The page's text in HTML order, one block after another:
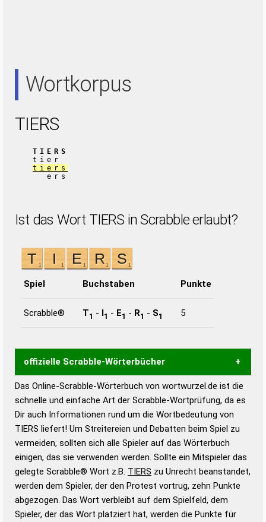
Wortkorpus
TIERS
TIERS
tier
tiers
ers
Ist das Wort TIERS in Scrabble erlaubt?
Spiel Buchstaben Punkte
Scrabble® T1 - I1 - E1 - R1 - S1 5
offizielle Scrabble-Wörterbücher
Wortwurzel liefert mit Hilfe eines semantischen
Wortanalyse-Algorithmus gute Anhaltspunkte zu
Wortbedeutung, Worttrennung und Wortform, um die
Gültigkeit eines Wortes für das Scrabble-Spiel zu
bestimmen!
zugelassene Turnier Scrabble-
Wörterbücher sind:
Duden – Standardwerk in 12 Bänden
Duden – Richtiges und gutes
Das Online-Scrabble-Wörterbuch von wortwurzel.de ist die
schnelle und einfache Art der Scrabble-Wortprüfung, da es
Dir auch Informationen rund um die Wortbedeutung von
TIERS liefert! Um Streitereien und Debatten beim Spiel zu
vermeiden, sollten sich alle Spieler auf das Wörterbuch
einigen, das sie verwenden werden. Sollte ein Mitspieler das
gelegte Scrabble® Wort z.B. TIERS zu Unrecht beanstandet,
werden dem Spieler, der den Protest vortrug, zehn Punkte
abgezogen. Das Wort verbleibt auf dem Spielfeld, dem
Spieler, der das Wort platziert hat, werden die Punkte für